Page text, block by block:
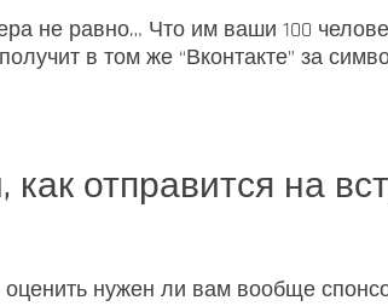
не равно… Что им ваши 100
в том же “Вконтакте” за
отправится на
нужен ли вам вообще